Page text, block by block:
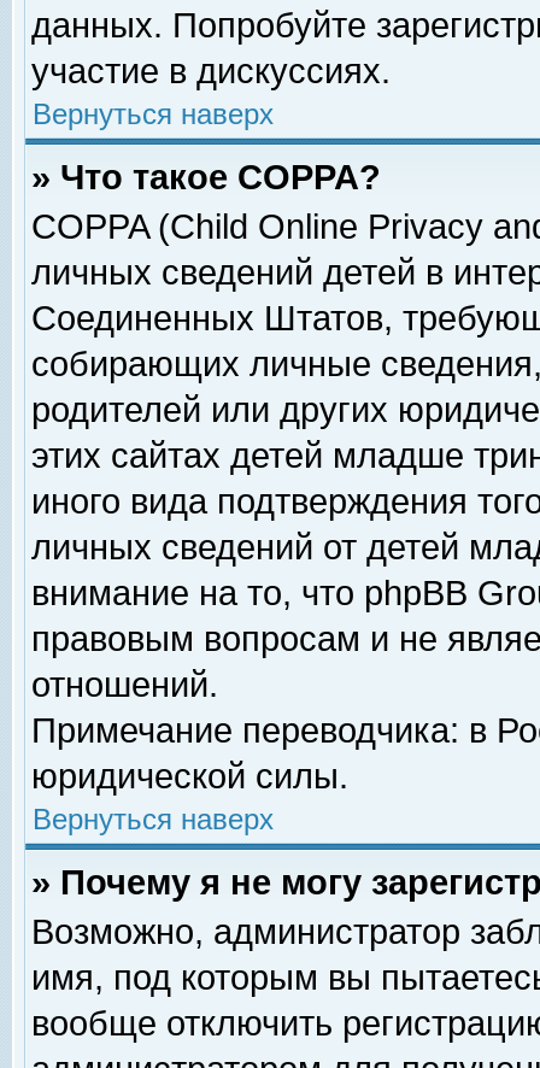
данных. Попробуйте
участие в дискуссиях.
Вернуться наверх
» Что такое COPPA?
COPPA (Child Online Privacy
личных сведений детей в
Соединенных Штатов,
собирающих личные
родителей или других
этих сайтах детей младше
иного вида подтверждения
личных сведений от детей
внимание на то, что phpBB
правовым вопросам и не
отношений.
Примечание переводчика: в
юридической силы.
Вернуться наверх
» Почему я не могу
Возможно, администратор
имя, под которым вы
вообще отключить